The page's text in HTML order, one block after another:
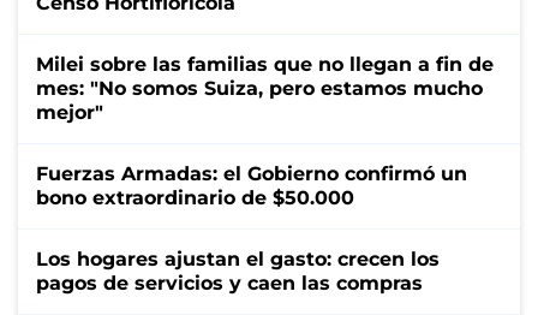
Milei sobre las familias que no llegan a fin de
mes: "No somos Suiza, pero estamos mucho
mejor"
Fuerzas Armadas: el Gobierno confirmó un
bono extraordinario de $50.000
Los hogares ajustan el gasto: crecen los
pagos de servicios y caen las compras